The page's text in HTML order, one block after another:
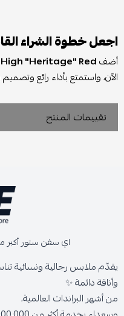
اجعل خطوة الشراء
أضف"Heritage" Red
الآن، واستمتع بأداء رائع
تقييمات المنتج
اي سفن ستور أكبر
يقدّم ملابس رجالية ونسائية
وأناقة دائمة ✨
من أشهر البراندات العالمية،